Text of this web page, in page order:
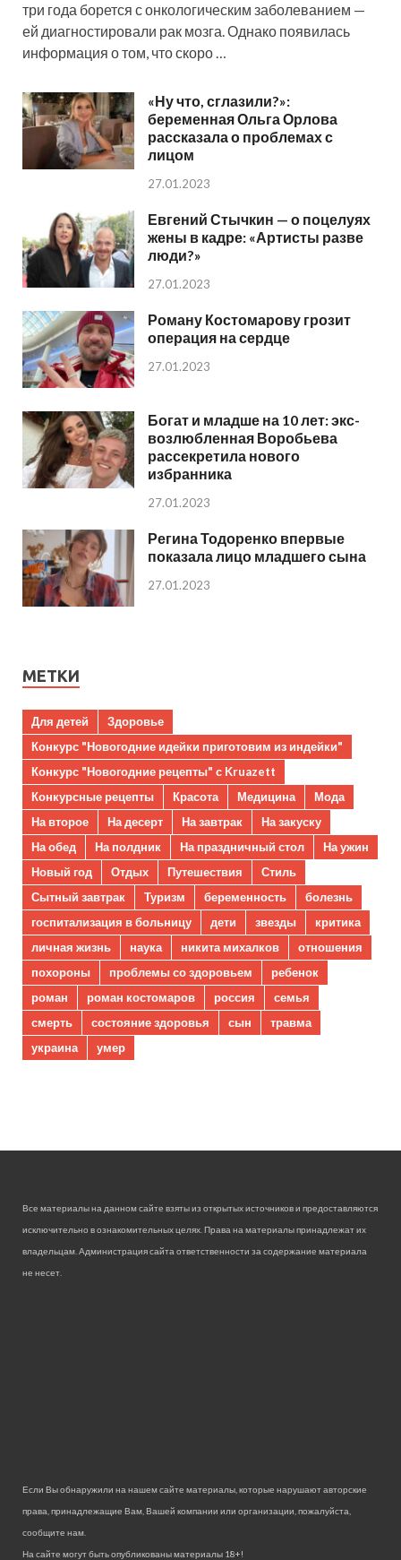
три года борется с онкологическим заболеванием —
ей диагностировали рак мозга. Однако появилась
информация о том, что скоро …
«Ну что, сглазили?»:
беременная Ольга Орлова
рассказала о проблемах с
лицом
27.01.2023
Евгений Стычкин — о поцелуях
жены в кадре: «Артисты разве
люди?»
27.01.2023
Роману Костомарову грозит
операция на сердце
27.01.2023
Богат и младше на 10 лет: экс-
возлюбленная Воробьева
рассекретила нового
избранника
27.01.2023
Регина Тодоренко впервые
показала лицо младшего сына
27.01.2023
МЕТКИ
Для детей
Здоровье
Конкурс "Новогодние идейки приготовим из индейки"
Конкурс "Новогодние рецепты" с Kruazett
Конкурсные рецепты
Красота Медицина
Мода
На второе
На десерт На завтрак
На закуску
На обед
На полдник На праздничный стол
На ужин
Новый год
Отдых Путешествия
Стиль
Сытный завтрак
Туризм беременность
болезнь
госпитализация в больницу
дети звезды
критика
личная жизнь
наука никита михалков
отношения
похороны
проблемы со здоровьем
ребенок
роман
роман костомаров россия
семья
смерть
состояние здоровья сын
травма
украина
умер
Все материалы на данном сайте взяты из открытых источников и предоставляются
исключительно в ознакомительных целях. Права на материалы принадлежат их
владельцам. Администрация сайта ответственности за содержание материала
не несет.
Если Вы обнаружили на нашем сайте материалы, которые нарушают авторские
права, принадлежащие Вам, Вашей компании или организации, пожалуйста,
сообщите нам.
На сайте могут быть опубликованы материалы 18+!